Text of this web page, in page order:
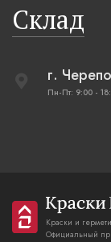
Склад
г.
Пн-Пт: 9:00 -
Краски и
Официальный